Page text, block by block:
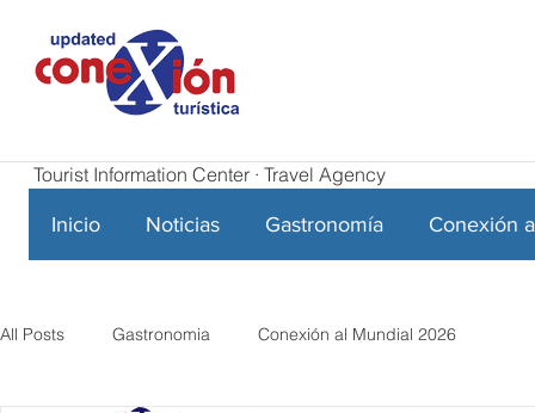
Tourist Information Center · Travel Agency
Inicio Noticias Gastronomía Conexión
All Posts Gastronomia Conexión al Mundial 2026